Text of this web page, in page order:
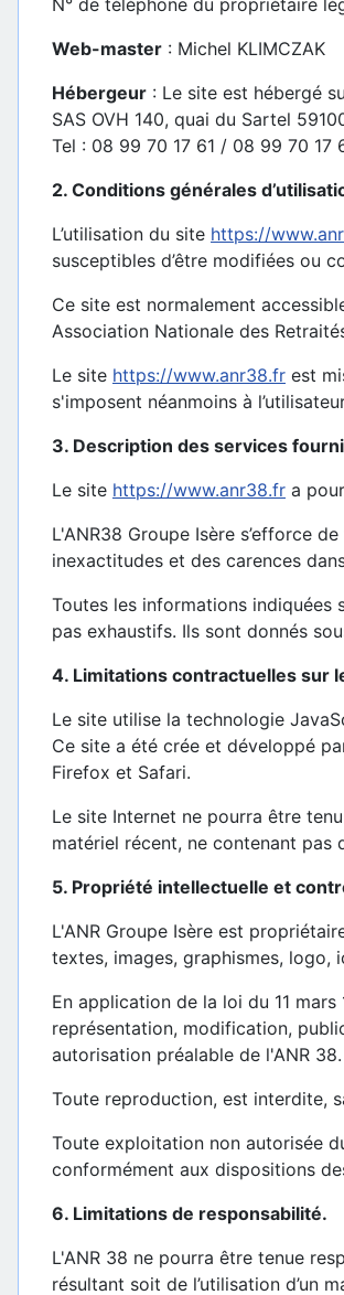
Web-master : Michel KLIMCZAK
Hébergeur : Le site est hébergé
SAS OVH 140, quai du Sartel
Tel : 08 99 70 17 61 / 08 99 70 17
2. Conditions générales
L’utilisation du site https://
susceptibles d’être modifiées ou
Ce site est normalement
Association Nationale des
Le site https://www.anr38.fr est
s'imposent néanmoins à
3. Description des services
Le site https://www.anr38.fr a
L'ANR38 Groupe Isère s’efforce
inexactitudes et des carences
Toutes les informations indiquées
pas exhaustifs. Ils sont donnés
4. Limitations contractuelles sur
Le site utilise la technologie
Ce site a été crée et développé
Firefox et Safari.
Le site Internet ne pourra être
matériel récent, ne contenant
5. Propriété intellectuelle et
L'ANR Groupe Isère est
textes, images, graphismes, logo,
En application de la loi du 11
représentation, modification,
autorisation préalable de l'ANR
Toute reproduction, est interdite,
Toute exploitation non autorisée
conformément aux dispositions
6. Limitations de responsabilité.
L'ANR 38 ne pourra être tenue
résultant soit de l’utilisation d’un